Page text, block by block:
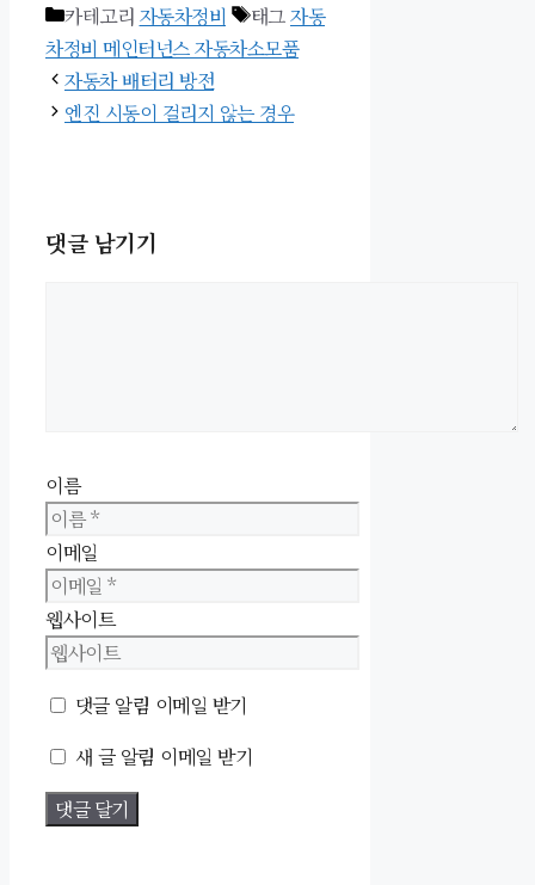
카테고리 자동차정비 태그자동
차정비 메인터넌스 자동차소모품
자동차 배터리 방전
엔진 시동이 걸리지 않는 경우
댓글 남기기
이름
이메일
웹사이트
댓글 알림 이메일 받기
새 글 알림 이메일 받기